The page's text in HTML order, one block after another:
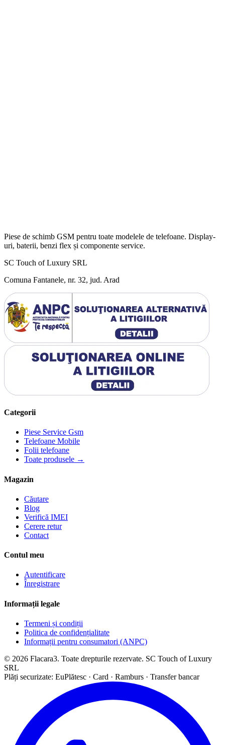
Piese de schimb GSM pentru toate modelele de telefoane. Display-
uri, baterii, benzi flex și componente service.
SC Touch of Luxury SRL
Comuna Fantanele, nr. 32, jud. Arad
Categorii
Piese Service Gsm
Telefoane Mobile
Folii telefoane
Toate produsele →
Magazin
Căutare
Blog
Verifică IMEI
Cerere retur
Contact
Contul meu
Autentificare
Înregistrare
Informații legale
Termeni și condiții
Politica de confidențialitate
Informații pentru consumatori (ANPC)
© 2026 Flacara3. Toate drepturile rezervate. SC Touch of Luxury
SRL
Plăți securizate: EuPlătesc · Card · Ramburs · Transfer bancar